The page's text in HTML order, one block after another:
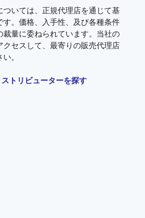
ついては、正規代理店を通じて基
す。価格、入手性、及び各種条件
裁量に委ねられています。当社の
クセスして、最寄りの販売代理店
。
トリビューターを探す